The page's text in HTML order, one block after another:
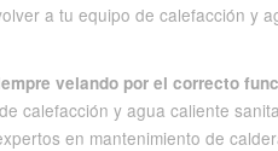
a tu equipo de calefacción y
velando por el correcto
calefacción y agua caliente
en mantenimiento de